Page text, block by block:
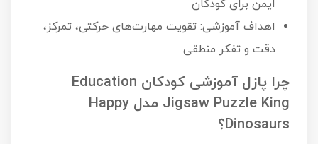
ایمن برای کودکان
اهداف آموزشی: تقویت مهارت‌های حرکتی، تمرکز،
دقت و تفکر منطقی
چرا پازل آموزشی کودکان Education
Jigsaw Puzzle King مدل Happy
Dinosaurs؟